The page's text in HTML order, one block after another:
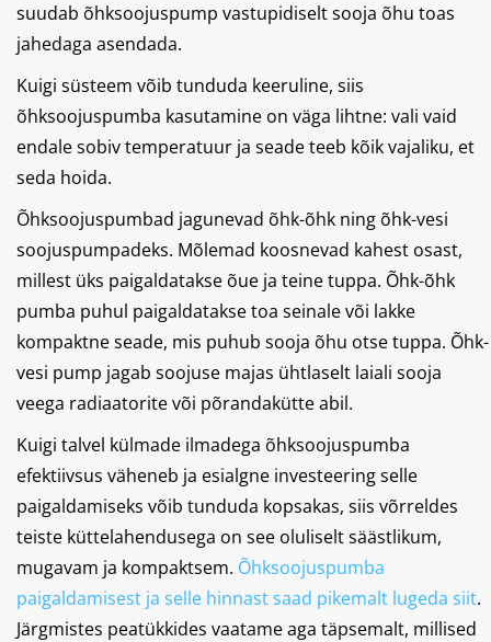
suudab õhksoojuspump vastupidiselt sooja õhu toas
jahedaga asendada.
Kuigi süsteem võib tunduda keeruline, siis
õhksoojuspumba kasutamine on väga lihtne: vali vaid
endale sobiv temperatuur ja seade teeb kõik vajaliku, et
seda hoida.
Õhksoojuspumbad jagunevad õhk-õhk ning õhk-vesi
soojuspumpadeks. Mõlemad koosnevad kahest osast,
millest üks paigaldatakse õue ja teine tuppa. Õhk-õhk
pumba puhul paigaldatakse toa seinale või lakke
kompaktne seade, mis puhub sooja õhu otse tuppa. Õhk-
vesi pump jagab soojuse majas ühtlaselt laiali sooja
veega radiaatorite või põrandakütte abil.
Kuigi talvel külmade ilmadega õhksoojuspumba
efektiivsus väheneb ja esialgne investeering selle
paigaldamiseks võib tunduda kopsakas, siis võrreldes
teiste küttelahendusega on see oluliselt säästlikum,
mugavam ja kompaktsem. Õhksoojuspumba
paigaldamisest ja selle hinnast saad pikemalt lugeda siit.
Järgmistes peatükkides vaatame aga täpsemalt, millised